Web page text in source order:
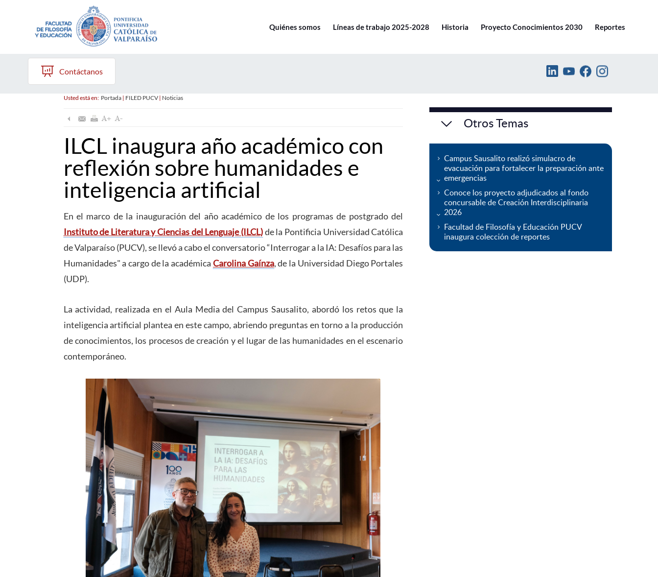
Quiénes somos Líneas de trabajo 2025-2028 Historia Proyecto Conocimientos 2030 Reportes
Contáctanos
Usted está en: Portada| FILED PUCV| Noticias
ILCL inaugura año académico con
reflexión sobre humanidades e
inteligencia artificial
En el marco de la inauguración del año académico de los programas de postgrado del
Instituto de Literatura y Ciencias del Lenguaje (ILCL)de la Pontificia Universidad Católica
de Valparaíso (PUCV), se llevó a cabo el conversatorio “Interrogar a la IA: Desafíos para las
Humanidades" a cargo de la académica Carolina Gaínza, de la Universidad Diego Portales
(UDP).
La actividad, realizada en el Aula Media del Campus Sausalito, abordó los retos que la
inteligencia artificial plantea en este campo, abriendo preguntas en torno a la producción
de conocimientos, los procesos de creación y el lugar de las humanidades en el escenario
contemporáneo.
Otros Temas
Campus Sausalito realizó simulacro de
evacuación para fortalecer la preparación ante
emergencias
Conoce los proyecto adjudicados al fondo
concursable de Creación Interdisciplinaria
2026
Facultad de Filosofía y Educación PUCV
inaugura colección de reportes